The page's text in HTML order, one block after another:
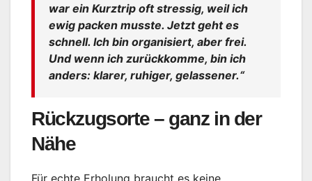
war ein Kurztrip oft stressig, weil ich
ewig packen musste. Jetzt geht es
schnell. Ich bin organisiert, aber frei.
Und wenn ich zurückkomme, bin ich
anders: klarer, ruhiger, gelassener.“
Rückzugsorte – ganz in der
Nähe
Für echte Erholung braucht es keine